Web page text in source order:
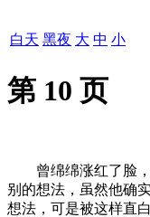
白天 黑夜 大 中 小
第 10 页
曾绵绵涨红了脸，
别的想法，虽然他确
想法，可是被这样直